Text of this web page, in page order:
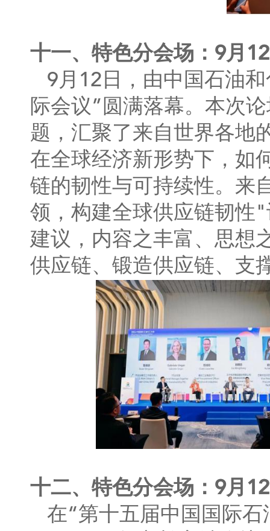
十一、特色分会场：9月
9月12日，由中国石油
际会议”圆满落幕。本次
题，汇聚了来自世界各地
在全球经济新形势下，如
链的韧性与可持续性。来
领，构建全球供应链韧性
建议，内容之丰富、思想
供应链、锻造供应链、支
十二、特色分会场：9月
在“第十五届中国国际